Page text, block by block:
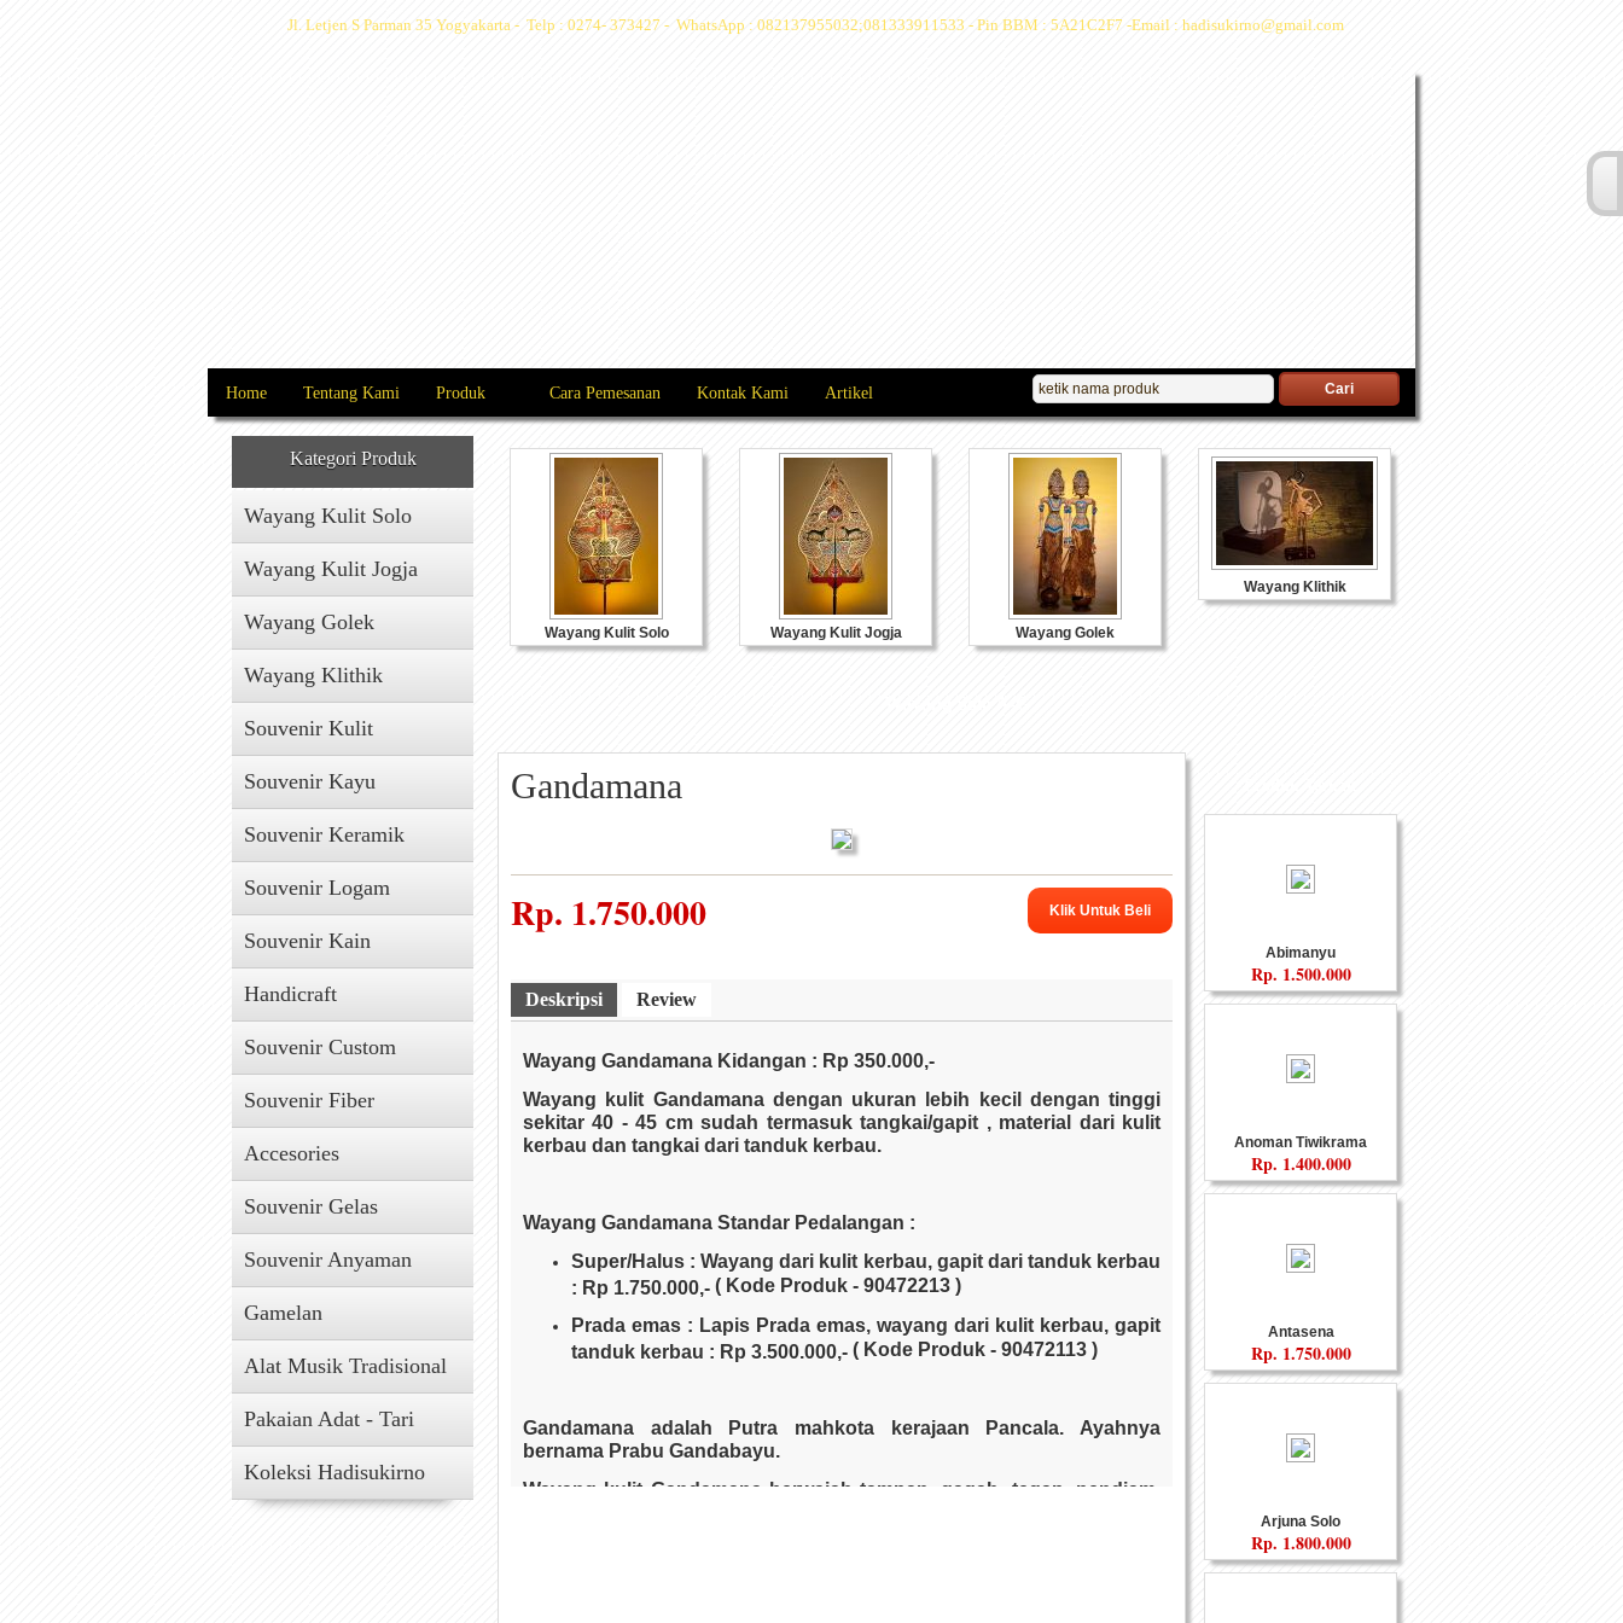
Jl. Letjen S Parman 35 Yogyakarta - Telp : 0274- 373427 - WhatsApp : 082137955032;081333911533 - Pin BBM : 5A21C2F7 -Email : hadisukirno@gmail.com
Home Tentang Kami Produk Cara Pemesanan Kontak Kami Artikel
Kategori Produk
Wayang Kulit Solo
Wayang Kulit Jogja
Wayang Golek
Wayang Klithik
Souvenir Kulit
Souvenir Kayu
Souvenir Keramik
Souvenir Logam
Souvenir Kain
Handicraft
Souvenir Custom
Souvenir Fiber
Accesories
Souvenir Gelas
Souvenir Anyaman
Gamelan
Alat Musik Tradisional
Pakaian Adat - Tari
Koleksi Hadisukirno
Wayang Kulit Solo Wayang Kulit Jogja Wayang Golek
Wayang Klithik
Souvenir Kulit Souvenir Keramik
Souvenir Kain Handicraft
Gamelan
Gandamana
Rp. 1.750.000 Klik Untuk Beli
Deskripsi Review
Wayang Gandamana Kidangan : Rp 350.000,-
Wayang kulit Gandamana dengan ukuran lebih kecil dengan tinggi
sekitar 40 - 45 cm sudah termasuk tangkai/gapit , material dari kulit
kerbau dan tangkai dari tanduk kerbau.
Wayang Gandamana Standar Pedalangan :
Super/Halus : Wayang dari kulit kerbau, gapit dari tanduk kerbau
: Rp 1.750.000,- ( Kode Produk - 90472213 )
Prada emas : Lapis Prada emas, wayang dari kulit kerbau, gapit
tanduk kerbau : Rp 3.500.000,- ( Kode Produk - 90472113 )
Gandamana adalah Putra mahkota kerajaan Pancala. Ayahnya
bernama Prabu Gandabayu.
Wayang kulit Gandamana berwajah tampan, gagah, tegap, pendiam,
Abimanyu
Rp. 1.500.000
Anoman Tiwikrama
Rp. 1.400.000
Antasena
Rp. 1.750.000
Arjuna Solo
Rp. 1.800.000